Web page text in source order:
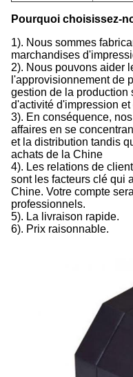
Pourquoi choisissez-
1). Nous sommes
marchandises
2). Nous pouvons aider
l'approvisionnement de
gestion de la production
d'activité d'impression
3). En conséquence,
affaires en se
et la distribution tandis
achats de la Chine
4). Les relations de
sont les facteurs clé qui
Chine. Votre compte
professionnels.
5). La livraison rapide.
6). Prix raisonnable.